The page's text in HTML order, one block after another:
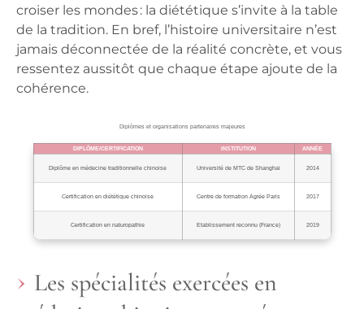
croiser les mondes : la diététique s’invite à la table
de la tradition. En bref, l’histoire universitaire n’est
jamais déconnectée de la réalité concrète, et vous
ressentez aussitôt que chaque étape ajoute de la
cohérence.
Diplômes et organisations partenaires majeures
DIPLÔME/CERTIFICATION INSTITUTION ANNÉE
Diplôme en médecine traditionnelle chinoise Université de MTC de Shanghai 2014
Certification en diététique chinoise Centre de formation Agrée Paris 2017
Certification en naturopathie Etablissement reconnu (France) 2019
Les spécialités exercées en